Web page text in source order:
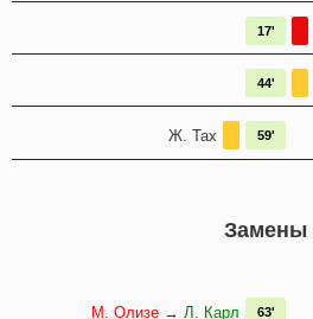
17'
44'
Ж. Тах 59'
Замены
М. Олизе → Л. Карл 63'